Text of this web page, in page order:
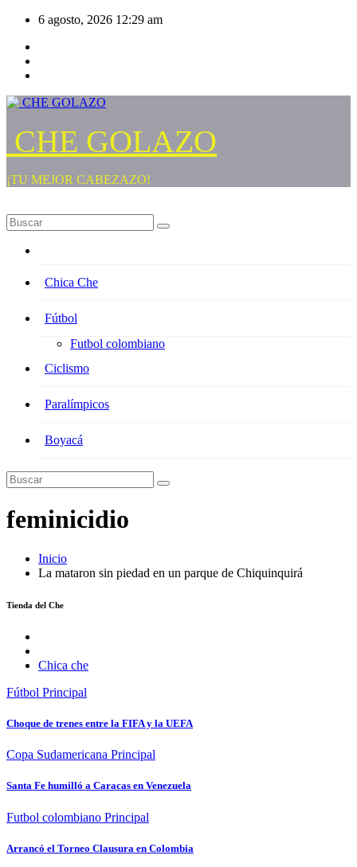
Saltar
contenido
6 agosto, 2026 12:29 am
CHE GOLAZO
¡TU MEJOR CABEZAZO!
Chica Che
Fútbol
Futbol colombiano
Ciclismo
Paralímpicos
Boyacá
feminicidio
Inicio
La mataron sin piedad en un parque de Chiquinquirá
Tienda del Che
Chica che
Fútbol Principal
Choque de trenes entre la FIFA y la UEFA
Copa Sudamericana Principal
Santa Fe humilló a Caracas en Venezuela
Futbol colombiano Principal
Arrancó el Torneo Clausura en Colombia